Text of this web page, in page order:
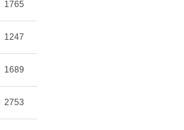
1765
1247
1689
2753